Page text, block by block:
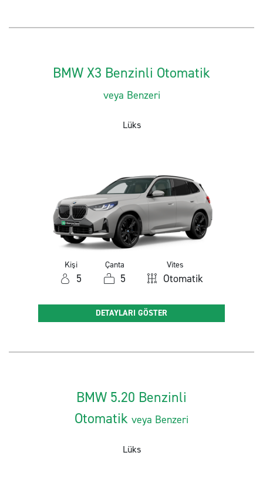
BMW X3 Benzinli Otomatik
veya Benzeri
Lüks
Kişi
5
Çanta
5
Vites
Otomatik
DETAYLARI GÖSTER
BMW 5.20 Benzinli
Otomatik veya Benzeri
Lüks